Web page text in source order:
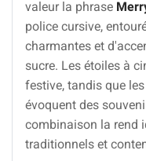
valeur la phrase
police cursive,
charmantes et
sucre. Les étoiles à
festive, tandis que
évoquent des
combinaison la rend
traditionnels et